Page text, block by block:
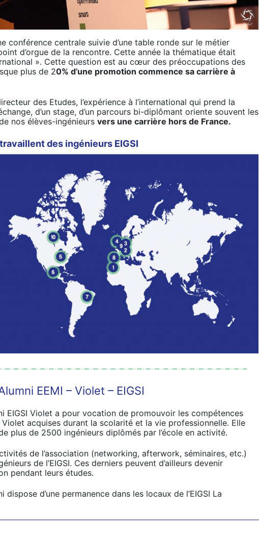
conférence centrale suivie d’une table ronde sur le métier
d’orgue de la rencontre. Cette année la thématique était
». Cette question est au cœur des préoccupations des
plus de 20% d’une promotion commence sa carrière à
des Etudes, l’expérience à l’international qui prend la
d’un stage, d’un parcours bi-diplômant oriente souvent les
nos élèves-ingénieurs vers une carrière hors de France.
des ingénieurs EIGSI
EEMI – Violet – EIGSI
EIGSI Violet a pour vocation de promouvoir les compétences
Violet acquises durant la scolarité et la vie professionnelle. Elle
plus de 2500 ingénieurs diplômés par l’école en activité.
de l’association (networking, afterwork, séminaires, etc.)
de l’EIGSI. Ces derniers peuvent d’ailleurs devenir
pendant leurs études.
dispose d’une permanence dans les locaux de l’EIGSI La